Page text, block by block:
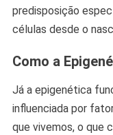
predisposição
células desde o
Como a
Já a epigenética
influenciada por
que vivemos, o que